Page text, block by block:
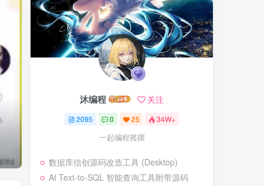
沐编程 关注
2095 0 25 34W+
一起编程摇摆
数据库信创源码改造工具 (Desktop)
AI Text-to-SQL 智能查询工具附带源码